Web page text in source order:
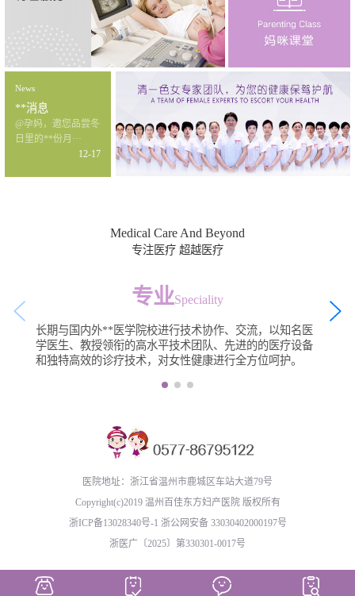
News
**消息
@孕妈，邀您品尝冬
日里的**份月···
12-17
Medical Care And Beyond
专注医疗 超越医疗
专业Speciality
长期与国内外**医学院校进行技术协作、交流，以知名医
学医生、教授领衔的高水平技术团队、先进的的医疗设备
和独特高效的诊疗技术，对女性健康进行全方位呵护。
医院地址：浙江省温州市鹿城区车站大道79号
Copyright(c)2019 温州百佳东方妇产医院 版权所有
浙ICP备13028340号-1 浙公网安备 33030402000197号
浙医广〔2025〕第330301-0017号